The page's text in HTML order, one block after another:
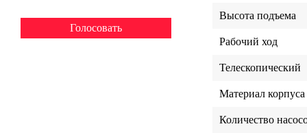
Высота подъема
Рабочий ход
Телескопический
Материал корпуса
Количество